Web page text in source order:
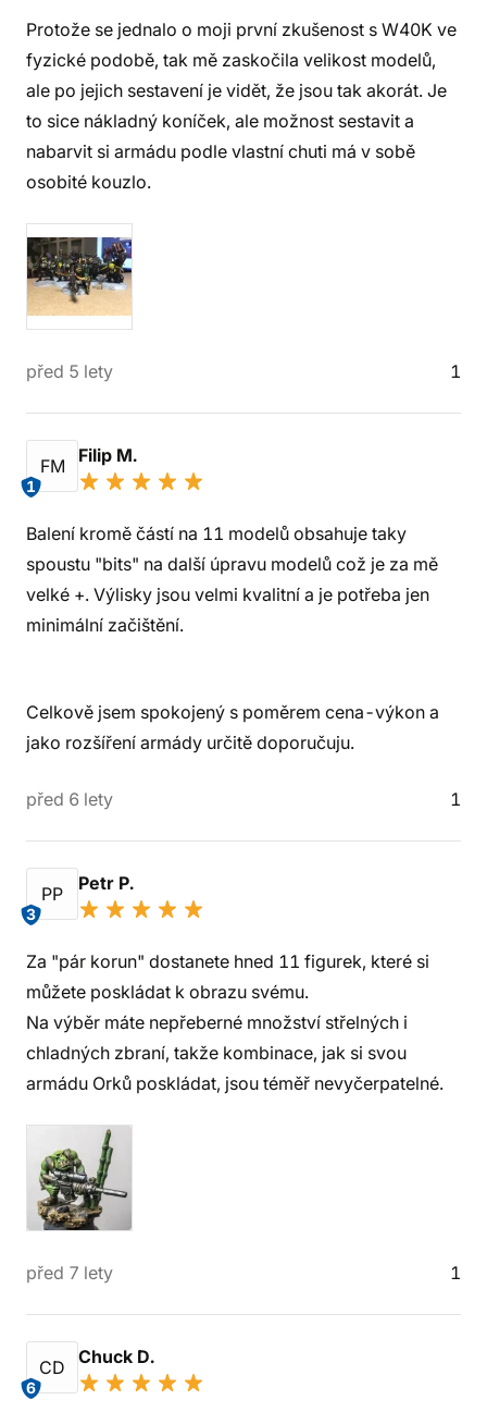
Protože se jednalo o moji první zkušenost s W40K ve
fyzické podobě, tak mě zaskočila velikost modelů,
ale po jejich sestavení je vidět, že jsou tak akorát. Je
to sice nákladný koníček, ale možnost sestavit a
nabarvit si armádu podle vlastní chuti má v sobě
osobité kouzlo.
před 5 lety 1
FM
1
Filip M.
Balení kromě částí na 11 modelů obsahuje taky
spoustu "bits" na další úpravu modelů což je za mě
velké +. Výlisky jsou velmi kvalitní a je potřeba jen
minimální začištění.
Celkově jsem spokojený s poměrem cena-výkon a
jako rozšíření armády určitě doporučuju.
před 6 lety 1
PP
3
Petr P.
Za "pár korun" dostanete hned 11 figurek, které si
můžete poskládat k obrazu svému.
Na výběr máte nepřeberné množství střelných i
chladných zbraní, takže kombinace, jak si svou
armádu Orků poskládat, jsou téměř nevyčerpatelné.
před 7 lety 1
CD
6
Chuck D.